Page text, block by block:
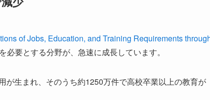
of Jobs, Education, and Training Requirements
要とする分野が、急速に成長しています。
生まれ、そのうち約1250万件で高校卒業以上の教育が